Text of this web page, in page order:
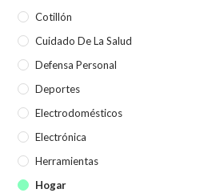
Cotillón
Cuidado De La Salud
Defensa Personal
Deportes
Electrodomésticos
Electrónica
Herramientas
Hogar